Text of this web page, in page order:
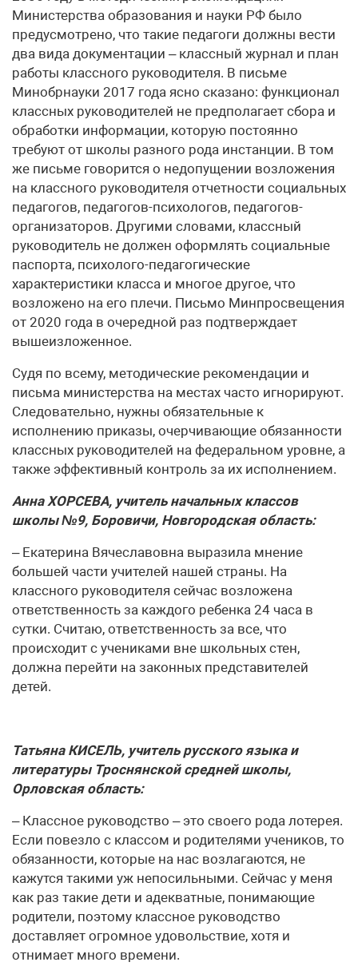
Министерства образования и науки РФ было
предусмотрено, что такие педагоги должны вести
два вида документации – классный журнал и план
работы классного руководителя. В письме
Минобрнауки 2017 года ясно сказано: функционал
классных руководителей не предполагает сбора и
обработки информации, которую постоянно
требуют от школы разного рода инстанции. В том
же письме говорится о недопущении возложения
на классного руководителя отчетности социальных
педагогов, педагогов-психологов, педагогов-
организаторов. Другими словами, классный
руководитель не должен оформлять социальные
паспорта, психолого-педагогические
характеристики класса и многое другое, что
возложено на его плечи. Письмо Минпросвещения
от 2020 года в очередной раз подтверждает
вышеизложенное.
Судя по всему, методические рекомендации и
письма министерства на местах часто игнорируют.
Следовательно, нужны обязательные к
исполнению приказы, очерчивающие обязанности
классных руководителей на федеральном уровне, а
также эффективный контроль за их исполнением.
Анна ХОРСЕВА, учитель начальных классов
школы №9, Боровичи, Новгородская область:
– Екатерина Вячеславовна выразила мнение
большей части учителей нашей страны. На
классного руководителя сейчас возложена
ответственность за каждого ребенка 24 часа в
сутки. Считаю, ответственность за все, что
происходит с учениками вне школьных стен,
должна перейти на законных представителей
детей.
Татьяна КИСЕЛЬ, учитель русского языка и
литературы Троснянской средней школы,
Орловская область:
– Классное руководство – это своего рода лотерея.
Если повезло с классом и родителями учеников, то
обязанности, которые на нас возлагаются, не
кажутся такими уж непосильными. Сейчас у меня
как раз такие дети и адекватные, понимающие
родители, поэтому классное руководство
доставляет огромное удовольствие, хотя и
отнимает много времени.